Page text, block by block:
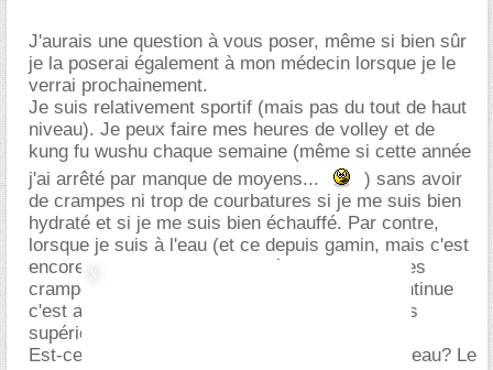
J'aurais une question à vous poser, même si bien sûr
je la poserai également à mon médecin lorsque je le
verrai prochainement.
Je suis relativement sportif (mais pas du tout de haut
niveau). Je peux faire mes heures de volley et de
kung fu wushu chaque semaine (même si cette année
j'ai arrêté par manque de moyens...
) sans avoir
de crampes ni trop de courbatures si je me suis bien
hydraté et si je me suis bien échauffé. Par contre,
lorsque je suis à l'eau (et ce depuis gamin, mais c'est
encore pire maintenant), j'ai très rapidement des
crampes: surtout aux mollets, ensuite si je continue
c'est au tour des cuisses, et enfin les membres
supérieurs.
Est-ce que je dois m'échauffer avant d'aller à l'eau? Le